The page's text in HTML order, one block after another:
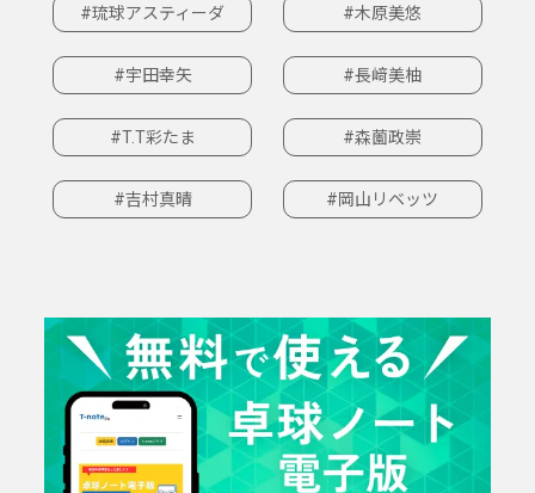
#琉球アスティーダ #木原美悠
#宇田幸矢 #長﨑美柚
#T.T彩たま #森薗政崇
#吉村真晴 #岡山リベッツ